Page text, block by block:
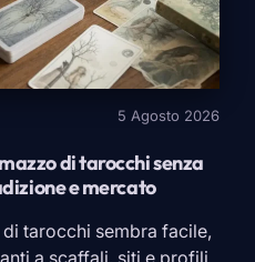
5 Agosto 2026
di tarocchi senza
e mercato
tarocchi sembra facile,